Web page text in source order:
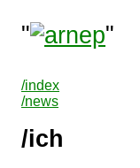
" "
/index
/news
/ich